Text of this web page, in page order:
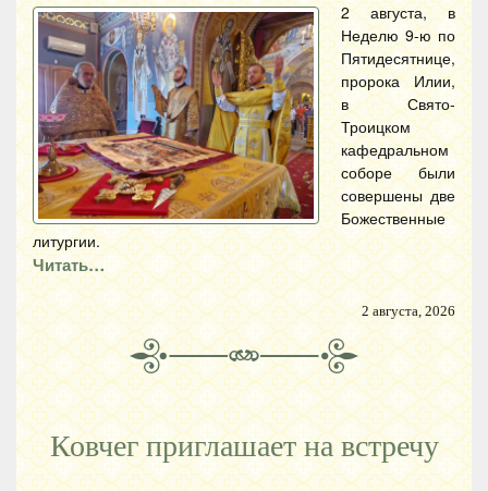
2 августа, в
Неделю 9-ю по
Пятидесятнице,
пророка Илии,
в Свято-
Троицком
кафедральном
соборе были
совершены две
Божественные
литургии.
Читать…
2 августа, 2026
Ковчег приглашает на встречу